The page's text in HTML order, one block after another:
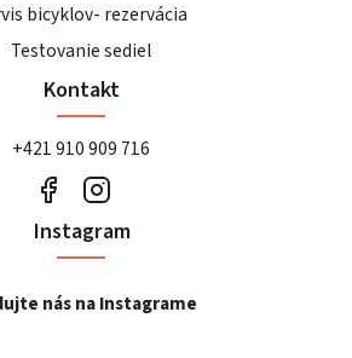
bicyklov- rezervácia
Testovanie sediel
Kontakt
+421 910 909 716
Instagram
nás na Instagrame